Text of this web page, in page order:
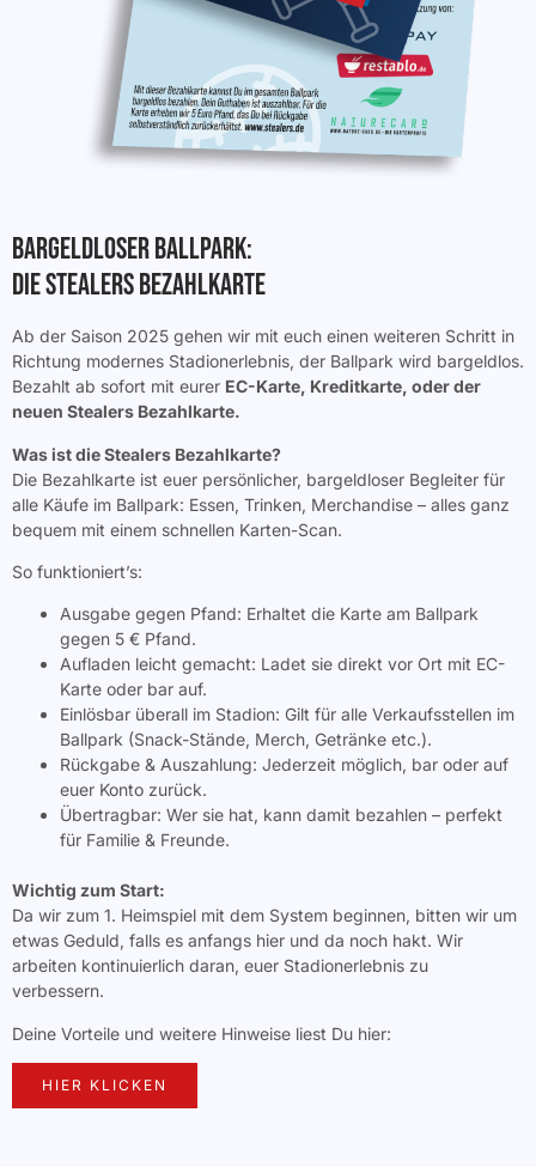
Bargeldloser Ballpark:
Die Stealers Bezahlkarte
Ab der Saison 2025 gehen wir mit euch einen weiteren Schritt in
Richtung modernes Stadionerlebnis, der Ballpark wird bargeldlos.
Bezahlt ab sofort mit eurer EC-Karte, Kreditkarte, oder der
neuen Stealers Bezahlkarte.
Was ist die Stealers Bezahlkarte?
Die Bezahlkarte ist euer persönlicher, bargeldloser Begleiter für
alle Käufe im Ballpark: Essen, Trinken, Merchandise – alles ganz
bequem mit einem schnellen Karten-Scan.
So funktioniert’s:
Ausgabe gegen Pfand: Erhaltet die Karte am Ballpark
gegen 5 € Pfand.
Aufladen leicht gemacht: Ladet sie direkt vor Ort mit EC-
Karte oder bar auf.
Einlösbar überall im Stadion: Gilt für alle Verkaufsstellen im
Ballpark (Snack-Stände, Merch, Getränke etc.).
Rückgabe & Auszahlung: Jederzeit möglich, bar oder auf
euer Konto zurück.
Übertragbar: Wer sie hat, kann damit bezahlen – perfekt
für Familie & Freunde.
Wichtig zum Start:
Da wir zum 1. Heimspiel mit dem System beginnen, bitten wir um
etwas Geduld, falls es anfangs hier und da noch hakt. Wir
arbeiten kontinuierlich daran, euer Stadionerlebnis zu
verbessern.
Deine Vorteile und weitere Hinweise liest Du hier:
HIER KLICKEN